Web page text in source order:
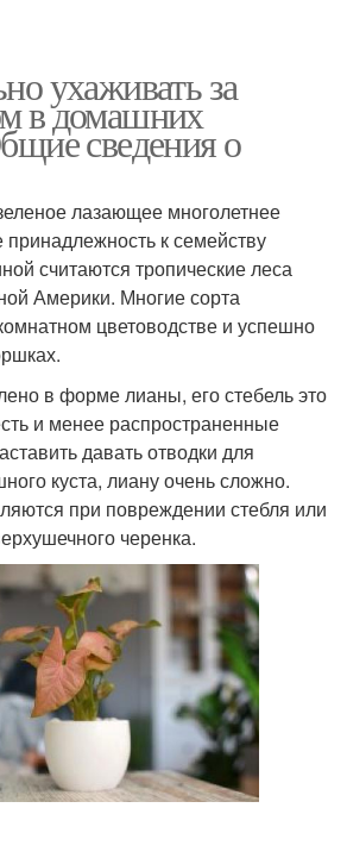
ухаживать за
в домашних
сведения о
лазающее многолетнее
к семейству
считаются тропические леса
Америки. Многие сорта
цветоводстве и успешно
в форме лианы, его стебель это
и менее распространенные
давать отводки для
куста, лиану очень сложно.
при повреждении стебля или
черенка.